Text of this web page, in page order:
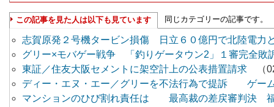
この記事を見た人は以下も見ています 同じカテゴリーの記事です。
志賀原発２号機タービン損傷 日立６０億円で北陸電力
グリー×モバゲー戦争 「釣りゲータウン2」１審完
東証／住友大阪セメントに架空計上の公表措置請求
（
ディー・エヌ・エー／グリーを不法行為で提訴 ゲー
マンションのひび割れ責任は 最高裁の差戻審判決